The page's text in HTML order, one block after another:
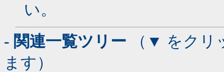
い。
- 関連一覧ツリー （▼ をクリ
ます）